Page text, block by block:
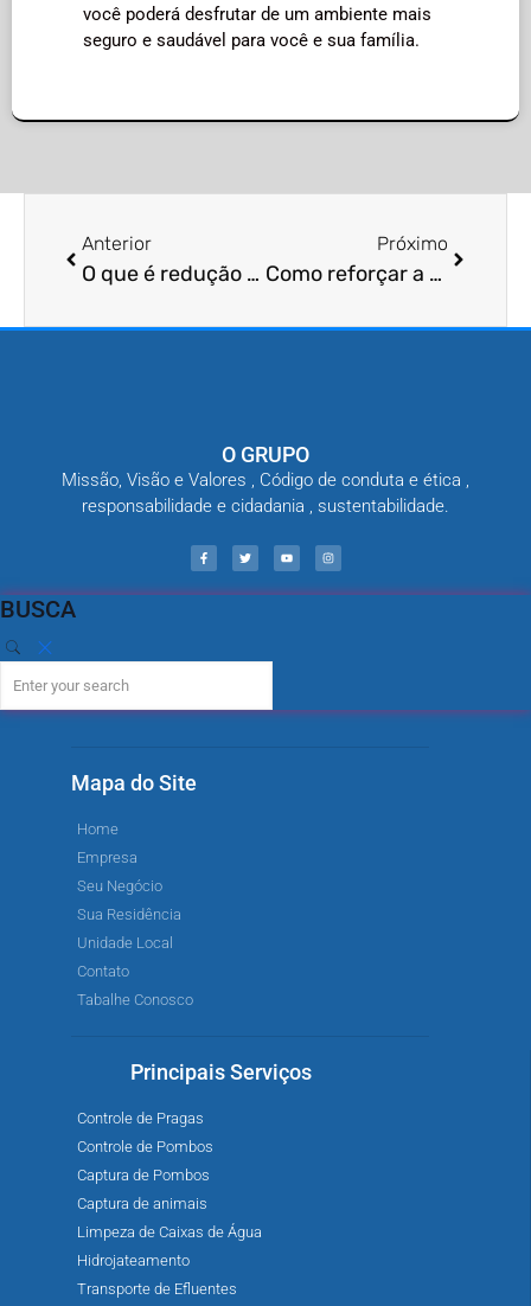
você poderá desfrutar de um ambiente mais
seguro e saudável para você e sua família.
Anterior
O que é redução da vegetação densa ao redor da casa para controle de pragas?
Próximo
Como reforçar a vedação de portas e janelas para impedir pragas?
O GRUPO
Missão, Visão e Valores , Código de conduta e ética ,
responsabilidade e cidadania , sustentabilidade.
BUSCA
Mapa do Site
Home
Empresa
Seu Negócio
Sua Residência
Unidade Local
Contato
Tabalhe Conosco
Principais Serviços
Controle de Pragas
Controle de Pombos
Captura de Pombos
Captura de animais
Limpeza de Caixas de Água
Hidrojateamento
Transporte de Efluentes